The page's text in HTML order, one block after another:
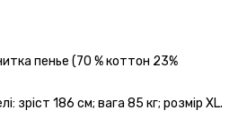
пенье (70 % коттон 23%
зріст 186 см; вага 85 кг; розмір XL.